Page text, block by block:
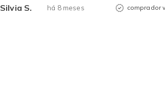
Silvia S. há 8 meses comprador